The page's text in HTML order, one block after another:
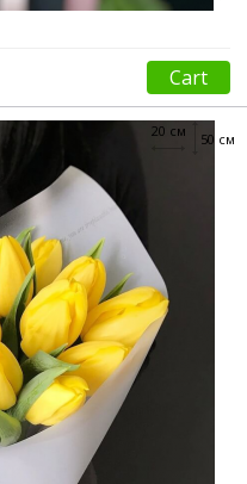
Cart
50 см
20 см